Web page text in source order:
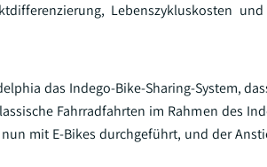
Lebenszykluskosten
das Indego-Bike-Sharing-System,
Fahrradfahrten im Rahmen des
mit E-Bikes durchgeführt, und der